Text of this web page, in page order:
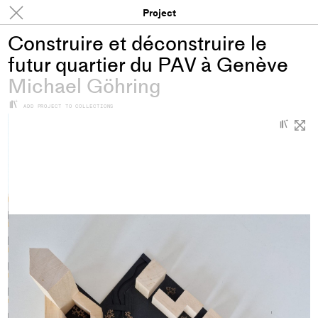
Project
Construire et déconstruire le
futur quartier du PAV à Genève
Michael Göhring
+
ADD PROJECT TO COLLECTIONS
+
Add